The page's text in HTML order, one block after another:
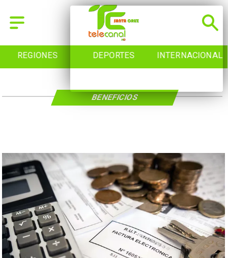
REGIONES DEPORTES INTERNACIONAL
BENEFICIOS